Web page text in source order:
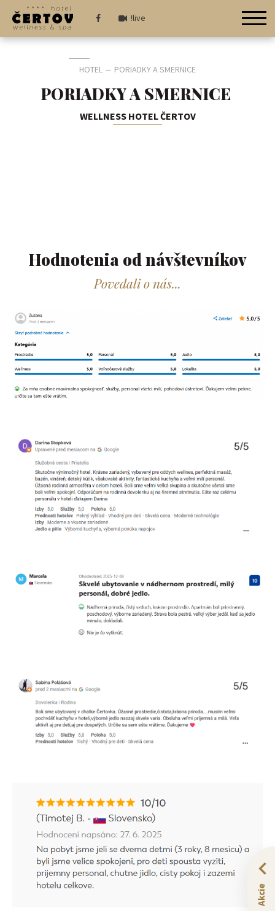
!live
Akcie
HOTEL — PORIADKY A SMERNICE
PORIADKY A SMERNICE
WELLNESS HOTEL ČERTOV
Hodnotenia od návštevníkov​
Povedali o nás...